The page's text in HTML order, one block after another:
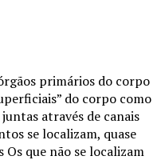
primários do corpo
do corpo como
através de canais
se localizam, quase
que não se localizam